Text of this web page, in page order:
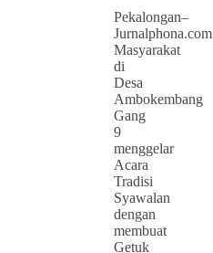
Pekalongan–
Jurnalphona.com
Masyarakat
di
Desa
Ambokembang
Gang
9
menggelar
Acara
Tradisi
Syawalan
dengan
membuat
Getuk